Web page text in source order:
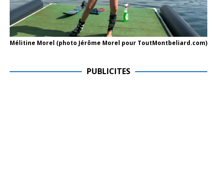
Mélitine Morel (photo Jérôme Morel pour ToutMontbeliard.com)
PUBLICITES